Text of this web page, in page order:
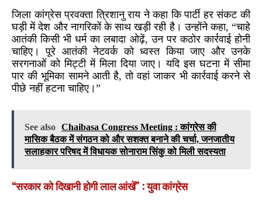
जिला कांग्रेस प्रवक्ता त्रिशानु राय ने कहा कि पार्टी हर संकट की
घड़ी में देश और नागरिकों के साथ खड़ी रही है। उन्होंने कहा, “चाहे
आतंकी किसी भी धर्म का लबादा ओढ़ें, उन पर कठोर कार्रवाई होनी
चाहिए। पूरे आतंकी नेटवर्क को ध्वस्त किया जाए और उनके
सरगनाओं को मिट्टी में मिला दिया जाए। यदि इस घटना में सीमा
पार की भूमिका सामने आती है, तो वहां जाकर भी कार्रवाई करने से
पीछे नहीं हटना चाहिए।”
See also Chaibasa Congress Meeting : कांग्रेस की
मासिक बैठक में संगठन को और सशक्त बनाने की चर्चा, जनजातीय
सलाहकार परिषद में विधायक सोनाराम सिंकु को मिली सदस्यता
“सरकार को दिखानी होगी लाल आंखें” : युवा कांग्रेस